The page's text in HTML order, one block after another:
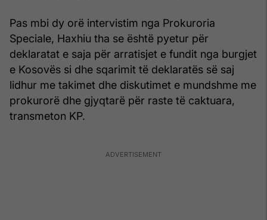
Pas mbi dy orë intervistim nga Prokuroria
Speciale, Haxhiu tha se është pyetur për
deklaratat e saja për arratisjet e fundit nga burgjet
e Kosovës si dhe sqarimit të deklaratës së saj
lidhur me takimet dhe diskutimet e mundshme me
prokurorë dhe gjyqtarë për raste të caktuara,
transmeton KP.